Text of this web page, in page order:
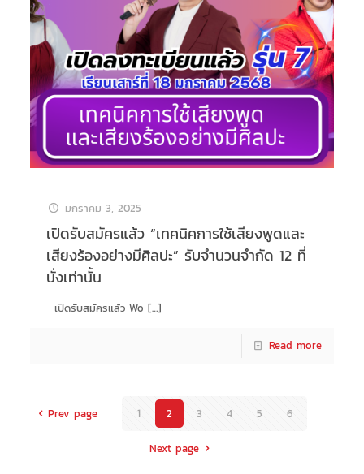
มกราคม 3, 2025
เปิดรับสมัครแล้ว “เทคนิคการใช้เสียงพูดและ
เสียงร้องอย่างมีศิลปะ” รับจำนวนจำกัด 12 ที่
นั่งเท่านั้น
เปิดรับสมัครแล้ว Wo […]
Read more
Prev page 1 2 3 4 5 6
Next page